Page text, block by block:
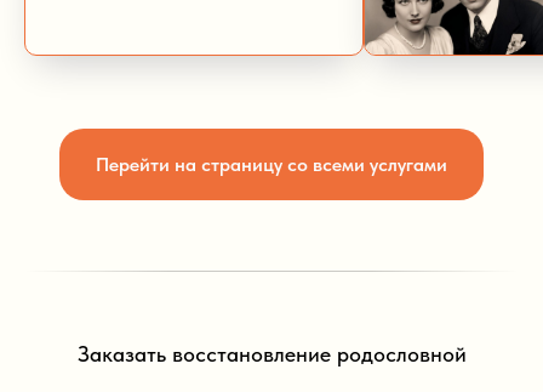
Перейти на страницу со всеми услугами
Заказать восстановление родословной